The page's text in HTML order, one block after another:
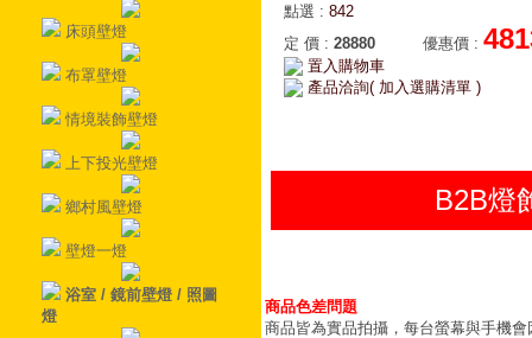
床頭壁燈
布罩壁燈
情境裝飾壁燈
上下投光壁燈
鄉村風壁燈
壁燈一燈
浴室 / 鏡前壁燈 / 照圖
燈
點選 : 842
定 價 : 28880 優惠價 :
置入購物車
產品洽詢( 加入選購清單 )
B2B燈
商品色差問題
商品皆為實品拍攝，每台螢幕與手機